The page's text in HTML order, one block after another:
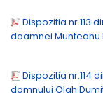
Dispozitia nr.113
doamnei
Dispozitia nr.114
domnului Olah